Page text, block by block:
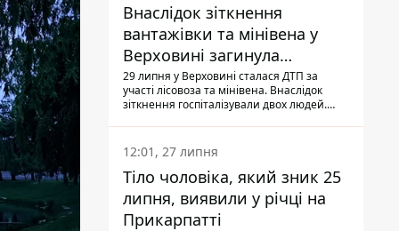
Внаслідок зіткнення
вантажівки та мінівена у
Верховині загинула
пасажирка, водійка - у
лікарні
29 липня у Верховині сталася ДТП за
участі лісовоза та мінівена. Внаслідок
зіткнення госпіталізували двох людей.
Також травми отримала водійка
автомобіля.
12:01, 27 липня
Тіло чоловіка, який зник 25
липня, виявили у річці на
Прикарпатті